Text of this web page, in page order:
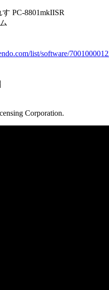
PC-8801mkIISR
list/software/
Corporation.